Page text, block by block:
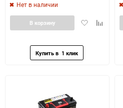
Нет в наличии
ДобавитьДобавить
В корзину